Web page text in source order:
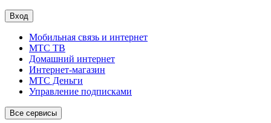
Вход
Мобильная связь и интернет
МТС ТВ
Домашний интернет
Интернет-магазин
МТС Деньги
Управление подписками
Все сервисы